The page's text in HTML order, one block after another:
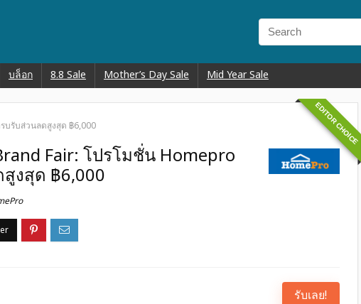
บล็อก 8.8 Sale Mother’s Day Sale Mid Year Sale
บรับส่วนลดสูงสุด ฿6,000 EDITOR CHOICE
Fair: โปรโมชั่น Homepro
งสุด ฿6,000
รับเลย!